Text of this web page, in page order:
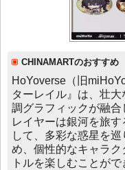
CHINAMARTのおすすめ
HoYoverse（旧
ターレイル』は、壮
調グラフィックが融
レイヤーは銀河を旅
して、多彩な惑星を
め、個性的なキャラ
トルを楽しむことが